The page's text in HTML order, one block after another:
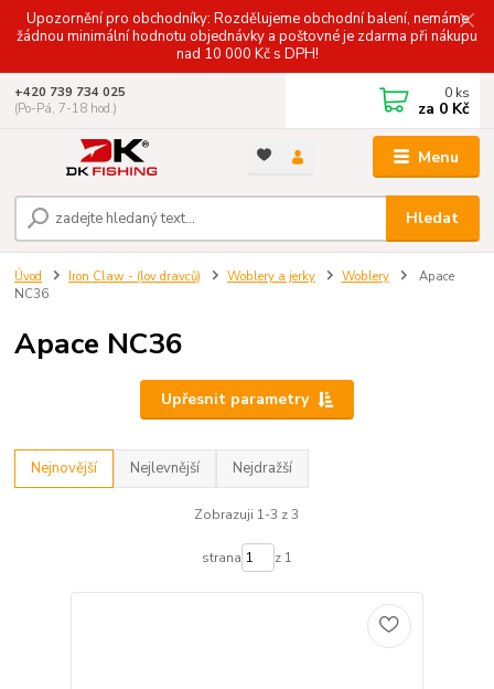
Upozornění pro obchodníky: Rozdělujeme obchodní balení, nemáme
žádnou minimální hodnotu objednávky a poštovné je zdarma při nákupu
nad 10 000 Kč s DPH!
Menu
Hledat
+420 739 734 025
(Po-Pá, 7-18 hod.)
0 ks
za 0 Kč
Úvod Iron Claw - (lov dravců) Woblery a jerky Woblery
Apace
NC36
Apace NC36
Upřesnit parametry
Nejnovější Nejlevnější Nejdražší
Zobrazuji 1-3 z 3
strana z 1